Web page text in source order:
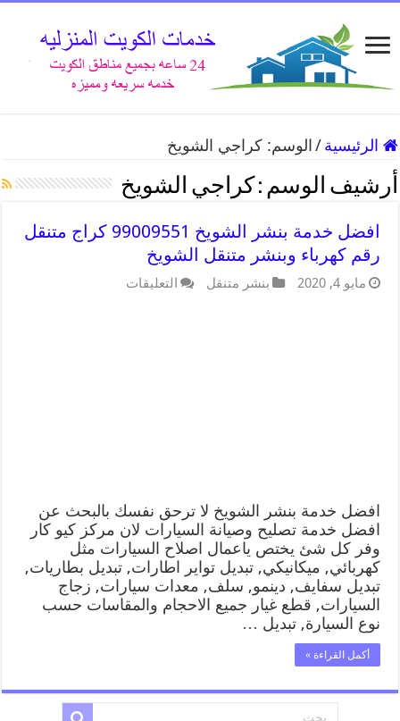
الرئيسية / الوسم:كراجي الشويخ
أرشيف الوسم : كراجي الشويخ
افضل خدمة بنشر الشويخ 99009551 كراج متنقل
رقم كهرباء وبنشر متنقل الشويخ
مايو 4, 2020 بنشر متنقل التعليقات
افضل خدمة بنشر الشويخ لا ترحق نفسك بالبحث عن
افضل خدمة تصليح وصيانة السيارات لان مركز كيو كار
وفر كل شئ يختص ياعمال اصلاح السيارات مثل
كهربائي, ميكانيكي, تبديل تواير اطارات, تبديل بطاريات,
تبديل سفايف, دينمو, سلف, معدات سيارات, زجاج
السيارات, قطع غيار جميع الاحجام والمقاسات حسب
نوع السيارة, تبديل …
أكمل القراءة »